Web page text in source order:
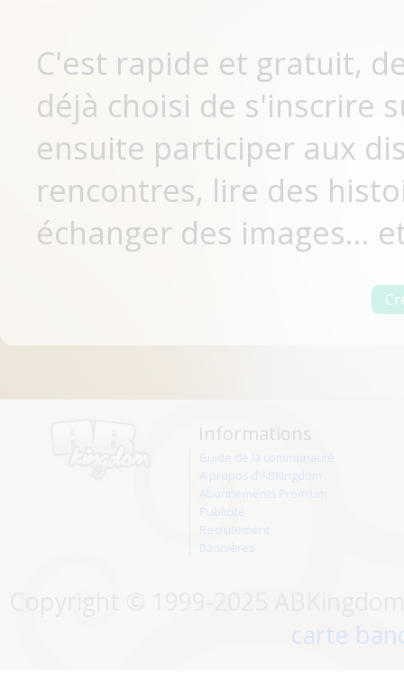
C'est rapide et gratuit,
déjà choisi de s'inscrire
ensuite participer aux
rencontres, lire des
échanger des images...
Informations
Guide de la communauté
A propos d'ABKingdom
Abonnements Premium
Publicité
Recrutement
Bannières
carte